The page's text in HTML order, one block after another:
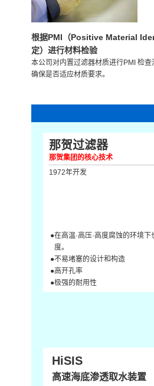
根据PMI（Positive Material
定）进行材料检验
本公司对内置过滤器材质进行PMI 检
确保是否适应材质要求。
那贺过滤器
那贺集团的核心技术
1972年开发
●在高温·高压·高度腐蚀的环境
度。
●不易堵塞的设计和构造
●高开孔率
●极强的耐用性
HiSIS
高速海底渗透取水装置